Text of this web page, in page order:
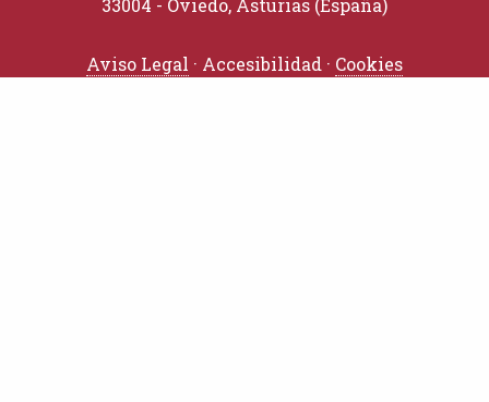
33004 - Oviedo, Asturias (España)
Aviso Legal · Accesibilidad · Cookies